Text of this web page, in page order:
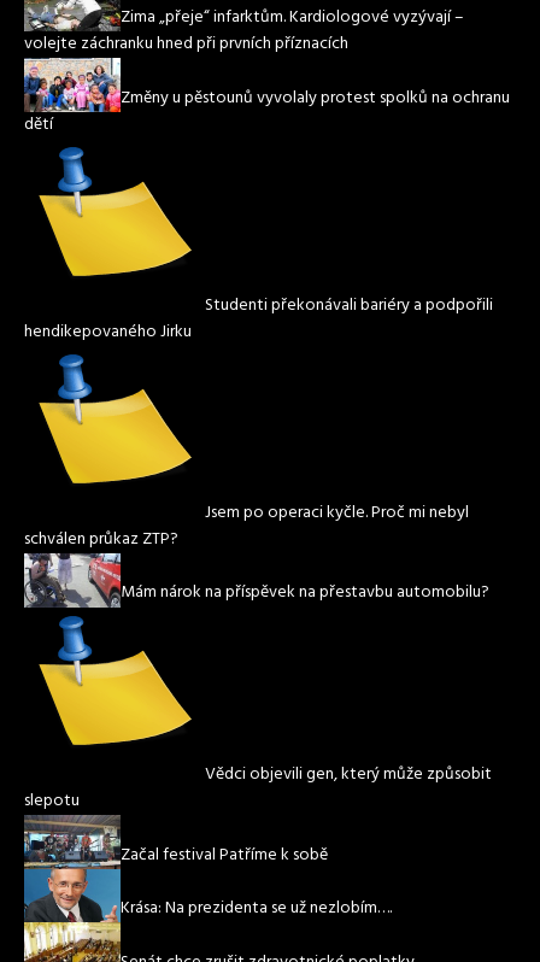
Zima „přeje“ infarktům. Kardiologové vyzývají –
volejte záchranku hned při prvních příznacích
Změny u pěstounů vyvolaly protest spolků na ochranu
dětí
Studenti překonávali bariéry a podpořili
hendikepovaného Jirku
Jsem po operaci kyčle. Proč mi nebyl
schválen průkaz ZTP?
Mám nárok na příspěvek na přestavbu automobilu?
Vědci objevili gen, který může způsobit
slepotu
Začal festival Patříme k sobě
Krása: Na prezidenta se už nezlobím….